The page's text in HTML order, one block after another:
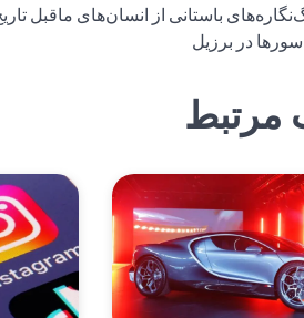
باستانی از انسان‌های ماقبل تاریخ
در برزیل
مرتبط